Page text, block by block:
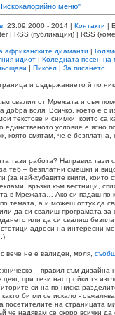
меню"
, 23.09.2000 - 2014 | Контакти |
| RSS (публикации) | RSS
африканските диаманти |
идиот | Коледната песен на
| Пиксел | За писането
и съдържанието й по
свалил от Мрежата и съм
добра воля. Всичко, което е с
текстове и снимки, които са
единственото условие е ясно
която смятам, че е безплатна,
тази работа? Направих
теб – безплатни смешки и
(за най-хубавите книги,
връзки към вестници,
в Мрежата… Ако си падаш по
по темата, а и можеш оттук да
да си свалиш програмата
или да си свалиш
адреси на интересни
вече не е валиден, моля,
– правил съм дизайна
цвят, при тези настройки тя
си на по-ниска
както би ми се искало -
посетителите на страницата
че надявам се скоро всички